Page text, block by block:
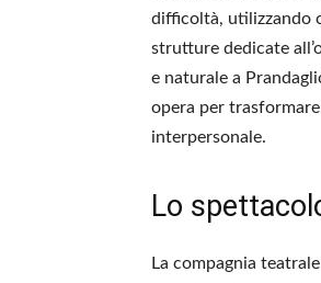
difficoltà, utilizzando
strutture dedicate
e naturale a
opera per
interpersonale.
Lo
La compagnia